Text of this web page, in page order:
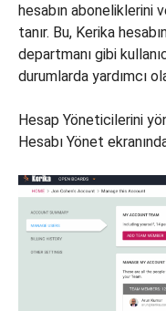
hesabın aboneliklerini
tanır. Bu, Kerika
departmanı gibi
durumlarda yardımcı
Hesap Yöneticilerini
Hesabı Yönet